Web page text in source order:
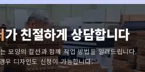
가 친절하게 상담합니다
모양의 칼선과 함께 작업 방법을 알려드립니다.
우 디자인도 신청이 가능합니다.